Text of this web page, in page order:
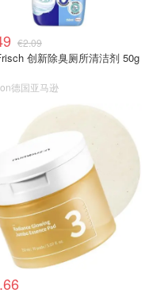
€2.09
创新除臭厕所清洁剂 50g
德国亚马逊